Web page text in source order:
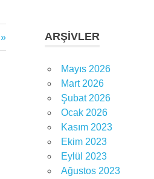
ARŞIVLER
Mayıs 2026
Mart 2026
Şubat 2026
Ocak 2026
Kasım 2023
Ekim 2023
Eylül 2023
Ağustos 2023